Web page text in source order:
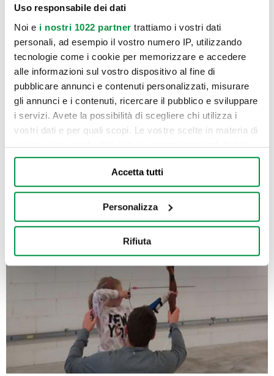
Uso responsabile dei dati
Noi e i nostri 1022 partner trattiamo i vostri dati
personali, ad esempio il vostro numero IP, utilizzando
tecnologie come i cookie per memorizzare e accedere
alle informazioni sul vostro dispositivo al fine di
pubblicare annunci e contenuti personalizzati, misurare
gli annunci e i contenuti, ricercare il pubblico e sviluppare
i servizi. Avete la possibilità di scegliere chi utilizza i
vostri dati e per quali scopi. Le vostre scelte in materia di
privacy sono applicabili solo su questa proprietà digitale
in cui avete effettuato le vostre scelte. È possibile
modificare o revocare il proprio consenso in qualsiasi
momento dalla Dichiarazione sui cookie o facendo clic
sull'icona di attivazione della privacy.
geografica, con un'approssimazione di qualche
Identificare il tuo dispositivo, scansionandolo
attivamente alla ricerca di caratteristiche specifiche
(impronte digitali).
Approfondisci come vengono elaborati i tuoi dati personali
e imposta le tue preferenze nellasezione dettagli
. Puoi
modificare o ritirare il tuo consenso in qualsiasi momento
Accetta tutti
Personalizza
Rifiuta